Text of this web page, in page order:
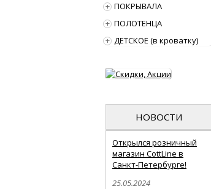
ПОКРЫВАЛА
ПОЛОТЕНЦА
ДЕТСКОЕ (в кроватку)
НОВОСТИ
Открылся розничный
магазин CottLine в
Санкт-Петербурге!
25.05.2024